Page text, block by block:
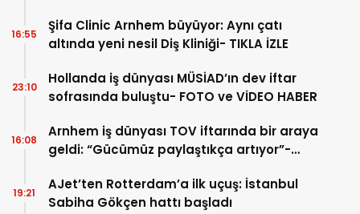
Şifa Clinic Arnhem büyüyor: Aynı çatı
altında yeni nesil Diş Kliniği- TIKLA İZLE
16:55
Hollanda iş dünyası MÜSİAD’ın dev iftar
sofrasında buluştu- FOTO ve VİDEO HABER
23:10
Arnhem iş dünyası TOV iftarında bir araya
geldi: “Gücümüz paylaştıkça artıyor”-
16:08
AJet’ten Rotterdam’a ilk uçuş: İstanbul
Sabiha Gökçen hattı başladı
19:21